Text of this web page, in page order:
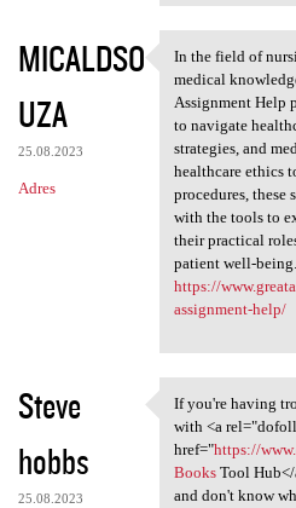
MICALDSO
UZA
25.08.2023
Adres
In the field of
In the field of
medical
Assignment Help
to navigate
strategies, and
healthcare ethics
procedures, these
with the tools to
their practical
patient well-being.
https://
assignment-help/
Steve
hobbs
25.08.2023
If you're
If you're having
with <a
href="https://
BooksTool Hub</
and don't know